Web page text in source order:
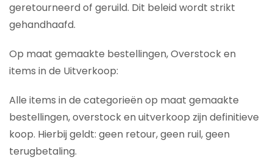
geretourneerd of geruild. Dit beleid wordt strikt
gehandhaafd.
Op maat gemaakte bestellingen, Overstock en
items in de Uitverkoop:
Alle items in de categorieën op maat gemaakte
bestellingen, overstock en uitverkoop zijn definitieve
koop. Hierbij geldt: geen retour, geen ruil, geen
terugbetaling.